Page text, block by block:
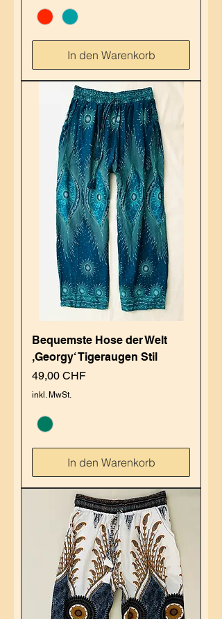
In den Warenkorb
Bequemste Hose der Welt
,Georgy‘ Tigeraugen Stil
Preis
49,00 CHF
inkl. MwSt.
In den Warenkorb